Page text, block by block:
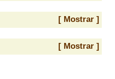
[ Mostrar ]
[ Mostrar ]